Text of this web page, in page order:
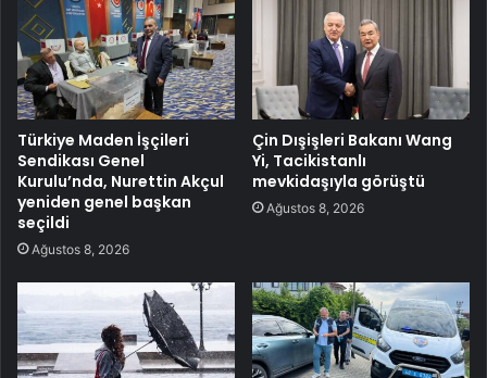
Türkiye Maden İşçileri
Sendikası Genel
Kurulu’nda, Nurettin Akçul
yeniden genel başkan
seçildi
Ağustos 8, 2026
Çin Dışişleri Bakanı Wang
Yi, Tacikistanlı
mevkidaşıyla görüştü
Ağustos 8, 2026